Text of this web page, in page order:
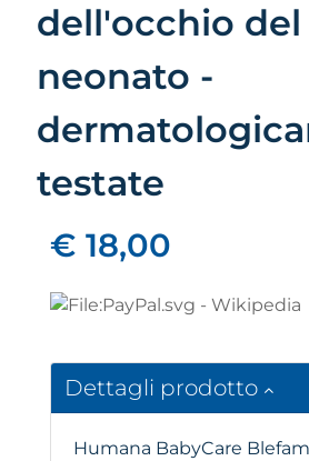
dell'occhio del
neonato -
testate
€ 18,00
Dettagli prodotto
Humana BabyCare